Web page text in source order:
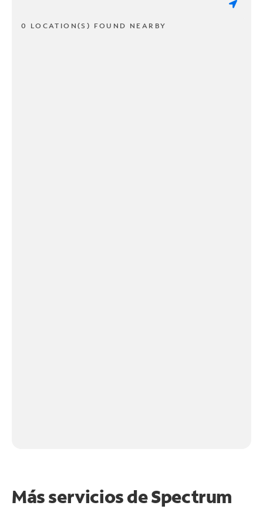
0 LOCATION(S) FOUND NEARBY
Más servicios de Spectrum